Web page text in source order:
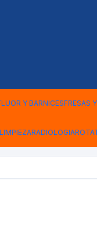
Y BARNICESFRESAS
RADIOLOGIA
018 -